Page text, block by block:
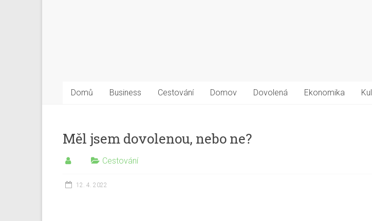
Domů Business Cestování Domov Dovolená Ekonomika
Měl jsem dovolenou, nebo ne?
Cestování
12. 4. 2022